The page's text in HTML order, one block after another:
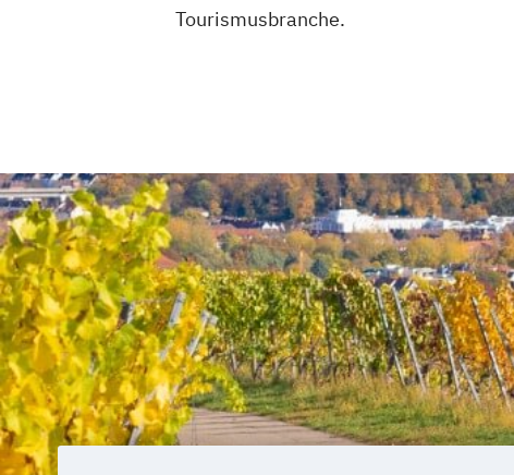
Tourismusbranche.